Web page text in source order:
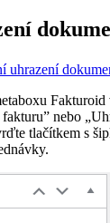
uhrazení
nebo
tlačítkem s